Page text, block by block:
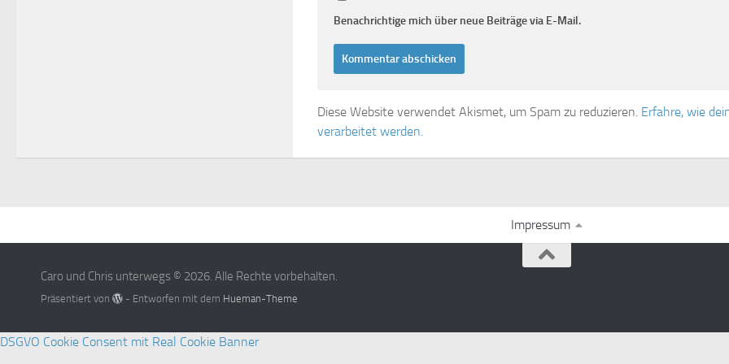
Benachrichtige mich über neue Beiträge via E-Mail.
Diese Website verwendet Akismet, um Spam zu reduzieren. Erfahre, wie
verarbeitet werden.
Impressum
Caro und Chris unterwegs © 2026. Alle Rechte vorbehalten.
Präsentiert von - Entworfen mit dem Hueman-Theme
DSGVO Cookie Consent mit Real Cookie Banner